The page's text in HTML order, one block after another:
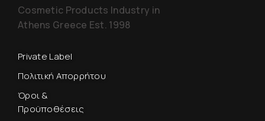
Cosmetic Products Industry in
Athens Greece Est. 1998
Private Label
Πολιτική Απορρήτου
Όροι &
Προϋποθέσεις